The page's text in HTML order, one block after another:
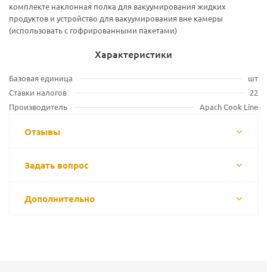
комплекте наклонная полка для вакуумирования жидких
продуктов и устройство для вакуумирования вне камеры
(использовать с гофрированными пакетами)
Характеристики
Базовая единица
шт
Ставки налогов
22
Производитель
Apach Cook Line
Отзывы
Задать вопрос
Дополнительно